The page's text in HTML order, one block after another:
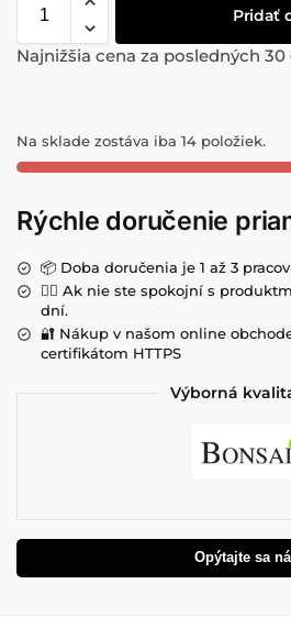
Pridať
Najnižšia cena za posledných 30
Na sklade zostáva iba 14 položiek.
Rýchle doručenie
📦 Doba doručenia je 1 až 3
💁‍♀️ Ak nie ste spokojní s
dní.
🔐 Nákup v našom online
certifikátom HTTPS
Výborná
Opýtajte sa